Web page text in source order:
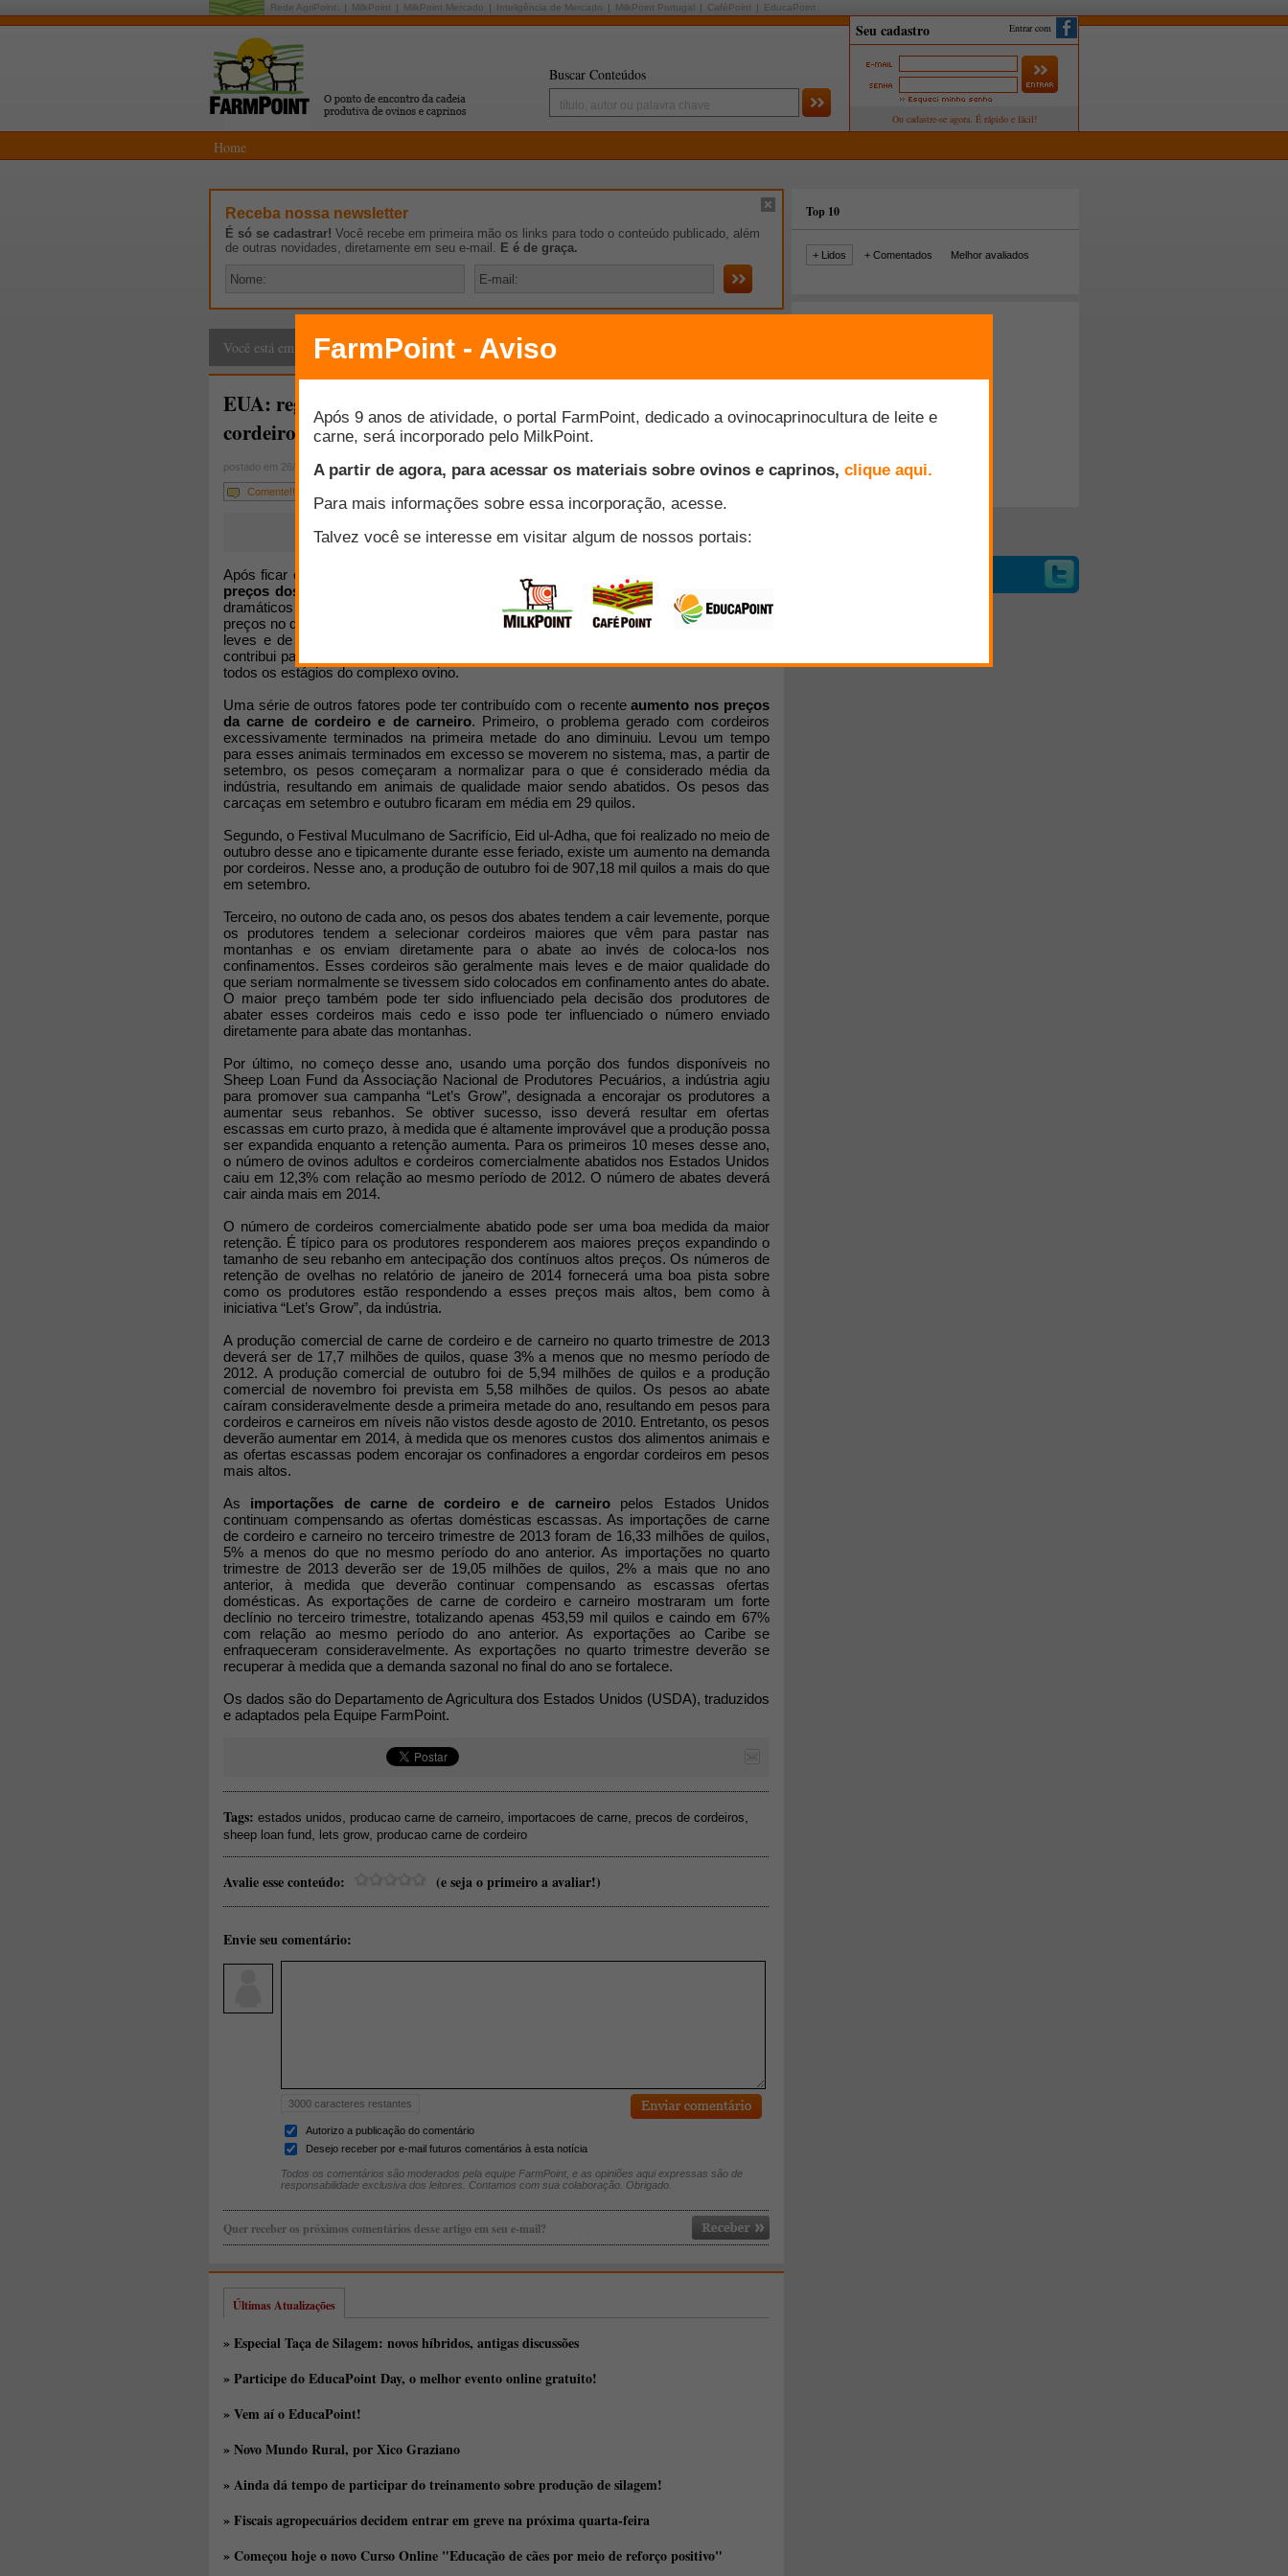
Rede AgriPoint: MilkPoint MilkPoint Mercado Inteligência de Mercado MilkPoint Portugal CaféPoint EducaPoint
Buscar Conteúdos
Entrar com
Home
Receba nossa newsletter
É só se cadastrar! Você recebe em primeira mão os links para todo o conteúdo publicado, além
de outras novidades, diretamente em seu e-mail. E é de graça.
Você está em: Cadeia Produtiva>Giro de Notícias
EUA: registrados aumentos dramáticos nos preços de
cordeiros no quarto trimestre
postado em 26/12/2013
Comente!!!
Após ficar em média em US$ 207,81 por 100 quilos no terceiro trimestre de 2013, os
preços dos cordeiros
em San Angelo, Texas, nos Estados Unidos, viram aumentos
dramáticos em outubro (US$ 322,98/100 kg) e novembro (US$ 315,37/100 kg). Os
preços no quarto trimestre de 2013 deverão ser de US$ 318,57/100 kg. Cordeiros mais
leves e de maior qualidade vendidos para o abate provavelmente são um fator que
contribui para o aumento dos preços. Os preços mais altos, entretanto, são vistos em
todos os estágios do complexo ovino.
Uma série de outros fatores pode ter contribuído com o recenteaumento nos preços
da carne de cordeiro e de carneiro. Primeiro, o problema gerado com cordeiros
excessivamente terminados na primeira metade do ano diminuiu. Levou um tempo
para esses animais terminados em excesso se moverem no sistema, mas, a partir de
setembro, os pesos começaram a normalizar para o que é considerado média da
indústria, resultando em animais de qualidade maior sendo abatidos. Os pesos das
carcaças em setembro e outubro ficaram em média em 29 quilos.
Segundo, o Festival Muculmano de Sacrifício, Eid ul-Adha, que foi realizado no meio de
outubro desse ano e tipicamente durante esse feriado, existe um aumento na demanda
por cordeiros. Nesse ano, a produção de outubro foi de 907,18 mil quilos a mais do que
em setembro.
Terceiro, no outono de cada ano, os pesos dos abates tendem a cair levemente, porque
os produtores tendem a selecionar cordeiros maiores que vêm para pastar nas
montanhas e os enviam diretamente para o abate ao invés de coloca-los nos
confinamentos. Esses cordeiros são geralmente mais leves e de maior qualidade do
que seriam normalmente se tivessem sido colocados em confinamento antes do abate.
O maior preço também pode ter sido influenciado pela decisão dos produtores de
abater esses cordeiros mais cedo e isso pode ter influenciado o número enviado
diretamente para abate das montanhas.
Por último, no começo desse ano, usando uma porção dos fundos disponíveis no
Sheep Loan Fund da Associação Nacional de Produtores Pecuários, a indústria agiu
para promover sua campanha “Let’s Grow”, designada a encorajar os produtores a
aumentar seus rebanhos. Se obtiver sucesso, isso deverá resultar em ofertas
escassas em curto prazo, à medida que é altamente improvável que a produção possa
ser expandida enquanto a retenção aumenta. Para os primeiros 10 meses desse ano,
o número de ovinos adultos e cordeiros comercialmente abatidos nos Estados Unidos
caiu em 12,3% com relação ao mesmo período de 2012. O número de abates deverá
cair ainda mais em 2014.
O número de cordeiros comercialmente abatido pode ser uma boa medida da maior
retenção. É típico para os produtores responderem aos maiores preços expandindo o
tamanho de seu rebanho em antecipação dos contínuos altos preços. Os números de
retenção de ovelhas no relatório de janeiro de 2014 fornecerá uma boa pista sobre
como os produtores estão respondendo a esses preços mais altos, bem como à
iniciativa “Let’s Grow”, da indústria.
A produção comercial de carne de cordeiro e de carneiro no quarto trimestre de 2013
deverá ser de 17,7 milhões de quilos, quase 3% a menos que no mesmo período de
2012. A produção comercial de outubro foi de 5,94 milhões de quilos e a produção
comercial de novembro foi prevista em 5,58 milhões de quilos. Os pesos ao abate
caíram consideravelmente desde a primeira metade do ano, resultando em pesos para
cordeiros e carneiros em níveis não vistos desde agosto de 2010. Entretanto, os pesos
deverão aumentar em 2014, à medida que os menores custos dos alimentos animais e
as ofertas escassas podem encorajar os confinadores a engordar cordeiros em pesos
mais altos.
As importações de carne de cordeiro e de carneiropelos Estados Unidos
continuam compensando as ofertas domésticas escassas. As importações de carne
de cordeiro e carneiro no terceiro trimestre de 2013 foram de 16,33 milhões de quilos,
5% a menos do que no mesmo período do ano anterior. As importações no quarto
trimestre de 2013 deverão ser de 19,05 milhões de quilos, 2% a mais que no ano
anterior, à medida que deverão continuar compensando as escassas ofertas
domésticas. As exportações de carne de cordeiro e carneiro mostraram um forte
declínio no terceiro trimestre, totalizando apenas 453,59 mil quilos e caindo em 67%
com relação ao mesmo período do ano anterior. As exportações ao Caribe se
enfraqueceram consideravelmente. As exportações no quarto trimestre deverão se
recuperar à medida que a demanda sazonal no final do ano se fortalece.
Os dados são do Departamento de Agricultura dos Estados Unidos (USDA), traduzidos
e adaptados pela Equipe FarmPoint.
Tags: estados unidos producao carne de carneiro importacoes de carne precos de cordeiros
sheep loan fund lets grow, producao carne de cordeiro
Avalie esse conteúdo: (e seja o primeiro a avaliar!)
Envie seu comentário:
3000 caracteres restantes
Autorizo a publicação do comentário
Desejo receber por e-mail futuros comentários à esta notícia
Todos os comentários são moderados pela equipe FarmPoint, e as opiniões aqui expressas são de
responsabilidade exclusiva dos leitores. Contamos com sua colaboração. Obrigado.
Quer receber os próximos comentários desse artigo em seu e-mail?
Últimas Atualizações
» Especial Taça de Silagem: novos híbridos, antigas discussões
» Participe do EducaPoint Day, o melhor evento online gratuito!
» Vem aí o EducaPoint!
» Novo Mundo Rural, por Xico Graziano
» Ainda dá tempo de participar do treinamento sobre produção de silagem!
» Fiscais agropecuários decidem entrar em greve na próxima quarta-feira
» Começou hoje o novo Curso Online "Educação de cães por meio de reforço positivo"
Top 10
+ Lidos + Comentados Melhor avaliados